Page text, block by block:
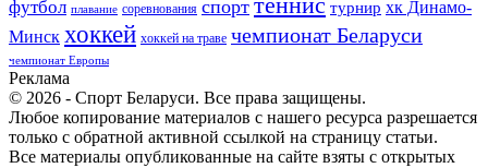
футбол плавание соревнования спорт турнир хк Динамо-
Минск хоккей хоккей на траве чемпионат Беларуси
чемпионат Европы
Реклама
© 2026 - Спорт Беларуси. Все права защищены.
Любое копирование материалов с нашего ресурса разрешается
только с обратной активной ссылкой на страницу статьи.
Все материалы опубликованные на сайте взяты с открытых